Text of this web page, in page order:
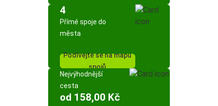
4
Přímé spoje do
města
Podívejte se na mapu
spojů
Nejvýhodnější
cesta
od 158,00 Kč